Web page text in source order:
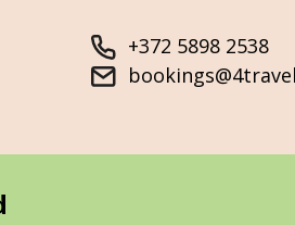
+372 5898 2538